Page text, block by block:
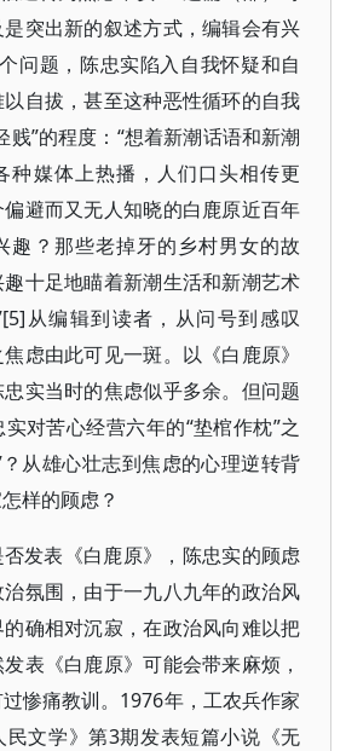
突出新的叙述方式，编辑会有兴
问题，陈忠实陷入自我怀疑和自
自拔，甚至这种恶性循环的自我
贱”的程度：“想着新潮话语和新潮
种媒体上热播，人们口头相传更
避而又无人知晓的白鹿原近百年
趣？那些老掉牙的乡村男女的故
十足地瞄着新潮生活和新潮艺术
从编辑到读者，从问号到感叹
虑由此可见一斑。以《白鹿原》
实当时的焦虑似乎多余。但问题
对苦心经营六年的“垫棺作枕”之
从雄心壮志到焦虑的心理逆转背
样的顾虑？
发表《白鹿原》，陈忠实的顾虑
氛围，由于一九八九年的政治风
确相对沉寂，在政治风向难以把
表《白鹿原》可能会带来麻烦，
惨痛教训。1976年，工农兵作家
文学》第3期发表短篇小说《无